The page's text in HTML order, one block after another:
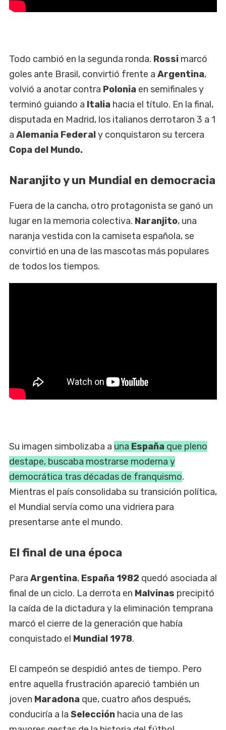
Todo cambió en la segunda ronda. Rossi marcó
goles ante Brasil, convirtió frente a Argentina,
volvió a anotar contra Polonia en semifinales y
terminó guiando a Italia hacia el título. En la final,
disputada en Madrid, los italianos derrotaron 3 a 1
a Alemania Federaly conquistaron su tercera
Copa del Mundo.
Naranjito y un Mundial en democracia
Fuera de la cancha, otro protagonista se ganó un
lugar en la memoria colectiva. Naranjito, una
naranja vestida con la camiseta española, se
convirtió en una de las mascotas más populares
de todos los tiempos.
Su imagen simbolizaba a una España que pleno
destape, buscaba mostrarse moderna y
democrática tras décadas de franquismo.
Mientras el país consolidaba su transición política,
el Mundial servía como una vidriera para
presentarse ante el mundo.
El final de una época
Para Argentina, España 1982 quedó asociada al
final de un ciclo. La derrota en Malvinas precipitó
la caída de la dictadura y la eliminación temprana
marcó el cierre de la generación que había
conquistado el Mundial 1978.
El campeón se despidió antes de tiempo. Pero
entre aquella frustración apareció también un
joven Maradona que, cuatro años después,
conduciría a la Selección hacia una de las